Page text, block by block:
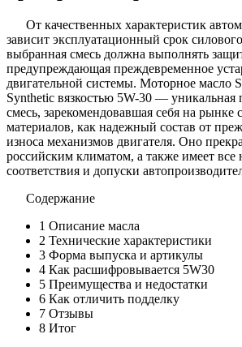
От качественных характеристик
зависит эксплуатационный срок
выбранная смесь должна выполнять
предупреждающая преждевременное
двигательной системы. Моторное масло
Synthetic вязкостью 5W-30 — уникальная
смесь, зарекомендовавшая себя на рынке
материалов, как надежный состав от
износа механизмов двигателя. Оно
российским климатом, а также имеет все
соответствия и допуски
Содержание
1 Описание масла
2 Технические характеристики
3 Форма выпуска и артикулы
4 Как расшифровывается 5W30
5 Преимущества и недостатки
6 Как отличить подделку
7 Отзывы
8 Итог